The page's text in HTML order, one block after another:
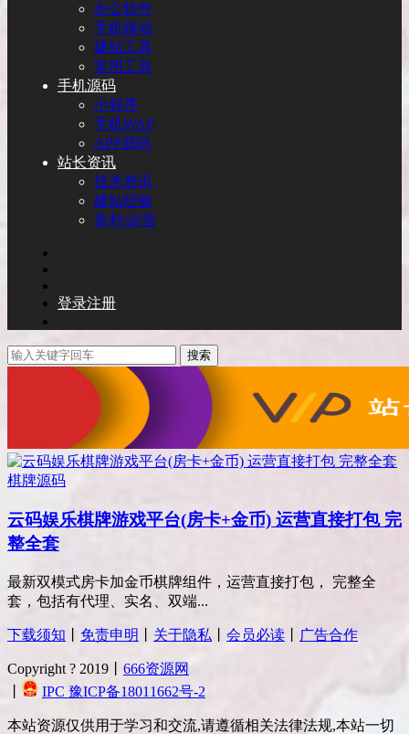
办公软件
手机移动
建站工具
常用工具
手机源码
小程序
手机WAP
APP源码
站长资讯
技术资讯
建站经验
盈利/运营
登录注册
搜索
棋牌源码
云码娱乐棋牌游戏平台(房卡+金币) 运营直接打包 完
整全套
最新双模式房卡加金币棋牌组件，运营直接打包， 完整全
套，包括有代理、实名、双端...
下载须知 免责申明 关于隐私 会员必读 广告合作
Copyright ? 2019丨 666资源网
IPC 豫ICP备18011662号-2
本站资源仅供用于学习和交流,请遵循相关法律法规,本站一切